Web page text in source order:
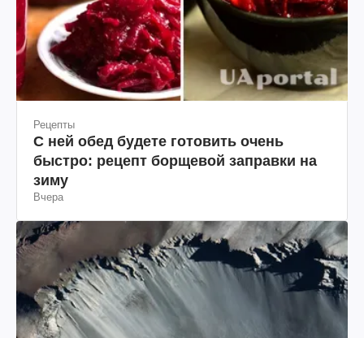
Рецепты
С ней обед будете готовить очень
быстро: рецепт борщевой заправки на
зиму
Вчера